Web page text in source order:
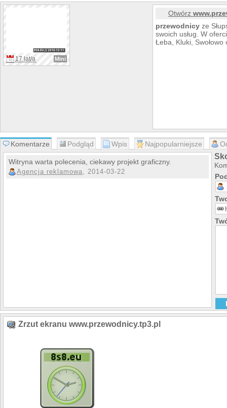
17 lat/a Mini
Otwórz
przewodnicy ze
swoich usług. W
Łeba, Kluki, Swołowo
Komentarze Podgląd Wpis Najpopularniejsze
Witryna warta polecenia, ciekawy projekt graficzny.
Agencja reklamowa, 2014-03-22
Zrzut ekranu www.przewodnicy.tp3.pl